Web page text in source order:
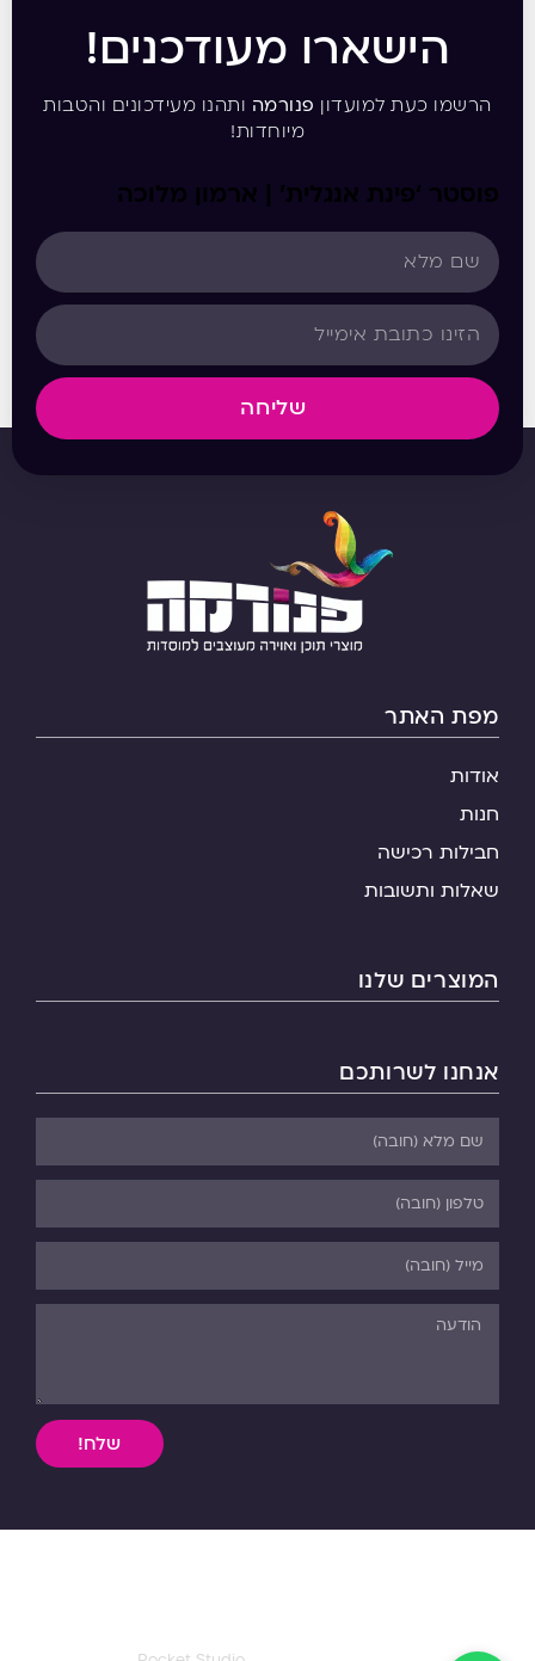
הישארו מעודכנים!
הרשמו כעת למועדון פנורמה ותהנו מעידכונים והטבות
מיוחדות!
פוסטר ‘פינת אנגלית’ | ארמון מלוכה
שליחה
מפת האתר
אודות
חנות
חבילות רכישה
שאלות ותשובות
המוצרים שלנו
אנחנו לשרותכם
שלח!